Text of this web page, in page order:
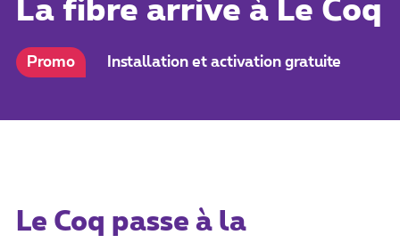
La fibre arrive à Le Coq
Promo Installation et activation gratuite
Le Coq passe à la